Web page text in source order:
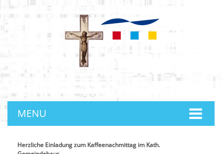
MENU
Herzliche Einladung zum Kaffeenachmittag im Kath.